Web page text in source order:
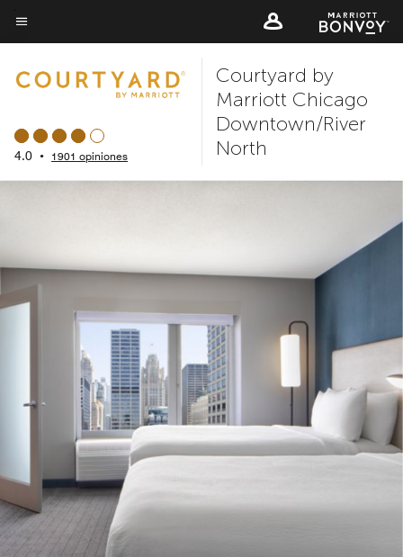
Skip
to
content
Texto del menú
4.0 • 1901 opiniones
Courtyard by
Marriott Chicago
Downtown/River
North